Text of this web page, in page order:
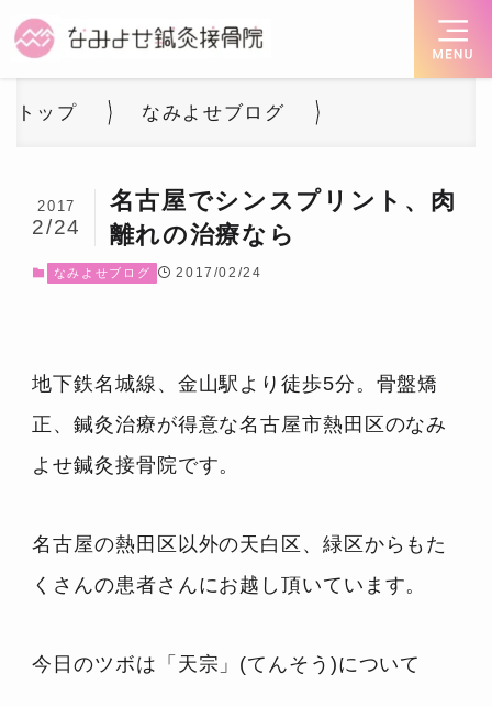
トップ なみよせブログ
名古屋でシンスプリント、肉
離れの治療なら
2017
2/24
なみよせブログ 2017/02/24
地下鉄名城線、金山駅より徒歩5分。骨盤矯
正、鍼灸治療が得意な名古屋市熱田区のなみ
よせ鍼灸接骨院です。
名古屋の熱田区以外の天白区、緑区からもた
くさんの患者さんにお越し頂いています。
今日のツボは「天宗」(てんそう)について